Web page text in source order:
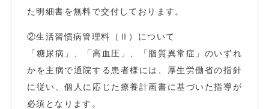
た明細書を無料で交付しております。
②生活習慣病管理料（Ⅱ）について
「糖尿病」、「高血圧」、「脂質異常症」のいずれ
かを主病で通院する患者様には、厚生労働省の指針
に従い、個人に応じた療養計画書に基づいた指導が
必須となります。